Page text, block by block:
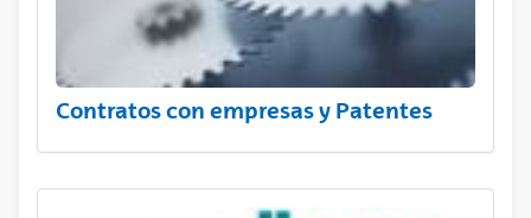
Contratos con empresas y Patentes